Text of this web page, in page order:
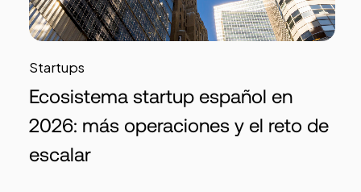
Startups
Ecosistema startup español en
2026: más operaciones y el reto de
escalar